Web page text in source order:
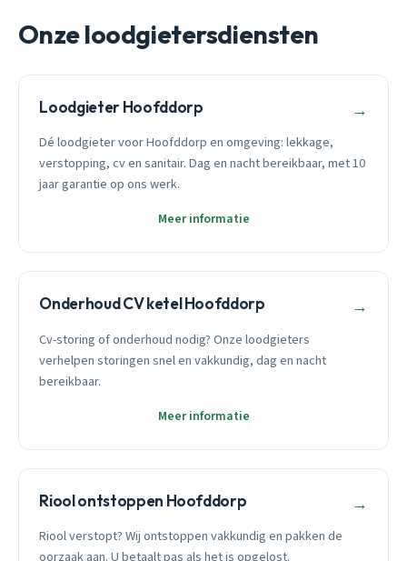
Onze loodgietersdiensten
Loodgieter Hoofddorp →
Dé loodgieter voor Hoofddorp en omgeving: lekkage,
verstopping, cv en sanitair. Dag en nacht bereikbaar, met 10
jaar garantie op ons werk.
Meer informatie
Onderhoud CV ketel Hoofddorp →
Cv-storing of onderhoud nodig? Onze loodgieters
verhelpen storingen snel en vakkundig, dag en nacht
bereikbaar.
Meer informatie
Riool ontstoppen Hoofddorp →
Riool verstopt? Wij ontstoppen vakkundig en pakken de